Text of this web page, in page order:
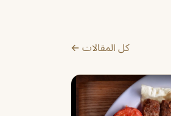
كل المقالات ←